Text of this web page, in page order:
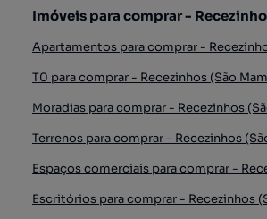
Imóveis para comprar -
Apartamentos para comprar -
T0 para comprar - Recezinhos (São
Moradias para comprar - Recezinhos
Terrenos para comprar - Recezinhos
Espaços comerciais para comprar -
Escritórios para comprar - Recezinhos